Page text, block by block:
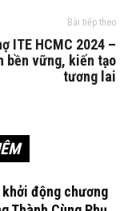
Bài tiếp theo
ITE HCMC 2024 –
bền vững, kiến tạo
tương lai
khởi động chương